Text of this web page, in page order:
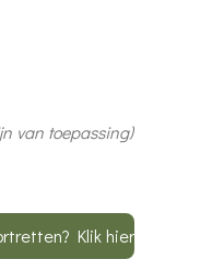
van toepassing)
Klik hier